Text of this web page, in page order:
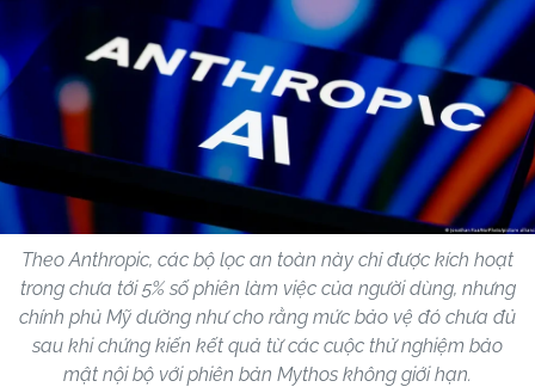
Theo Anthropic, các bộ lọc an toàn này chỉ được kích hoạt
trong chưa tới 5% số phiên làm việc của người dùng, nhưng
chính phủ Mỹ dường như cho rằng mức bảo vệ đó chưa đủ
sau khi chứng kiến kết quả từ các cuộc thử nghiệm bảo
mật nội bộ với phiên bản Mythos không giới hạn.